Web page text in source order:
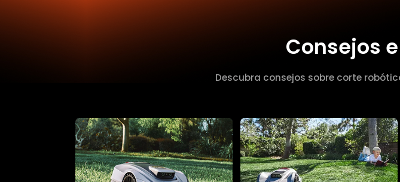
Consejos
Descubra consejos sobre corte